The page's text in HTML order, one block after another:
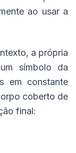
ao usar a
a própria
símbolo da
em constante
coberto de
final: